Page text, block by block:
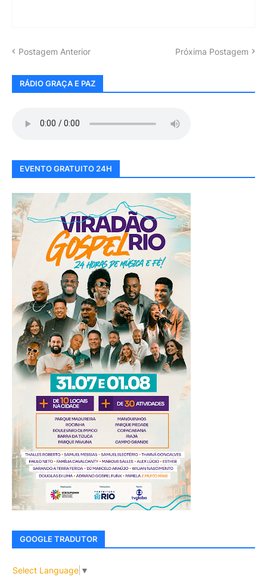
Postagem Anterior Próxima Postagem
RÁDIO GRAÇA E PAZ
EVENTO GRATUITO 24H
GOOGLE TRADUTOR
Select Language ▼